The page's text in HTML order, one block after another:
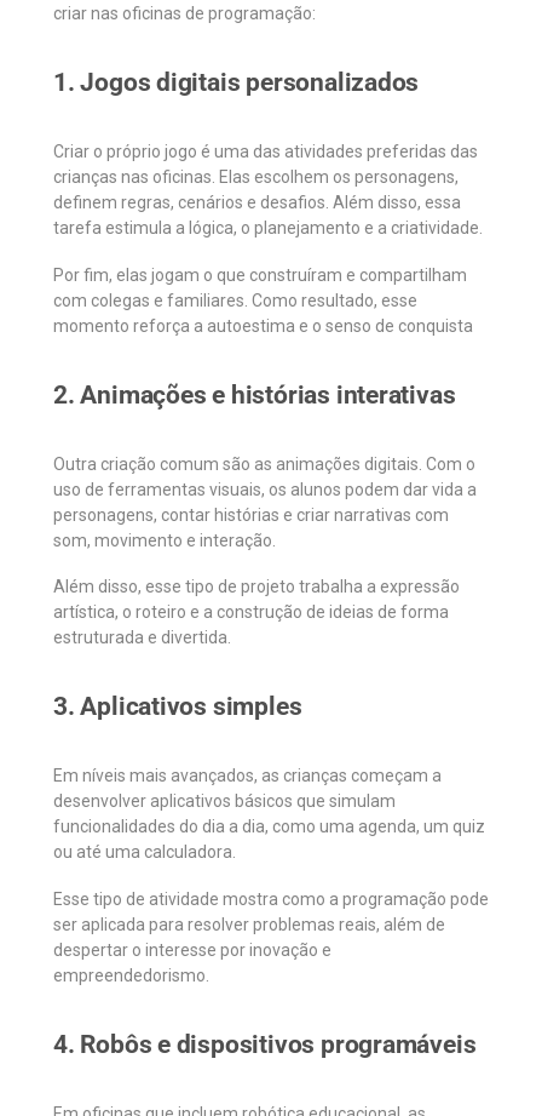
criar nas oficinas de programação:
1. Jogos digitais personalizados
Criar o próprio jogo é uma das atividades preferidas das
crianças nas oficinas. Elas escolhem os personagens,
definem regras, cenários e desafios. Além disso, essa
tarefa estimula a lógica, o planejamento e a criatividade.
Por fim, elas jogam o que construíram e compartilham
com colegas e familiares. Como resultado, esse
momento reforça a autoestima e o senso de conquista
2. Animações e histórias interativas
Outra criação comum são as animações digitais. Com o
uso de ferramentas visuais, os alunos podem dar vida a
personagens, contar histórias e criar narrativas com
som, movimento e interação.
Além disso, esse tipo de projeto trabalha a expressão
artística, o roteiro e a construção de ideias de forma
estruturada e divertida.
3. Aplicativos simples
Em níveis mais avançados, as crianças começam a
desenvolver aplicativos básicos que simulam
funcionalidades do dia a dia, como uma agenda, um quiz
ou até uma calculadora.
Esse tipo de atividade mostra como a programação pode
ser aplicada para resolver problemas reais, além de
despertar o interesse por inovação e
empreendedorismo.
4. Robôs e dispositivos programáveis